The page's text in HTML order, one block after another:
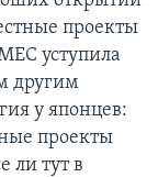
проекты
уступила
другим
у японцев:
проекты
ли тут в